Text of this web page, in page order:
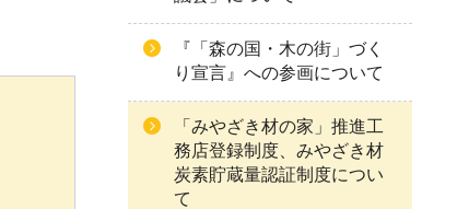
『「森の国・木の街」づく
り宣言』への参画について
「みやざき材の家」推進工
務店登録制度、みやざき材
炭素貯蔵量認証制度につい
て